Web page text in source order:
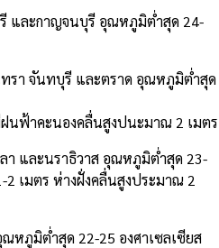
และกาญจนบุรี อุณหภูมิต่ำสุด 24-
รา จันทบุรี และตราด อุณหภูมิต่ำสุด
นฟ้าคะนองคลื่นสูงปนะมาณ 2 เมตร
า และนราธิวาส อุณหภูมิต่ำสุด 23-
เมตร ห่างฝั่งคลื่นสูงประมาณ 2
หภูมิต่ำสุด 22-25 องศาเซลเซียส